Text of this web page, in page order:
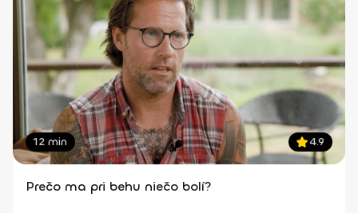
12 min 4.9
Prečo ma pri behu niečo bolí?